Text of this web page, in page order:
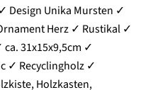
Design Unika Mursten ✓
Herz ✓ Rustikal ✓
31x15x9,5cm ✓
✓ Recyclingholz ✓
Holzkasten,